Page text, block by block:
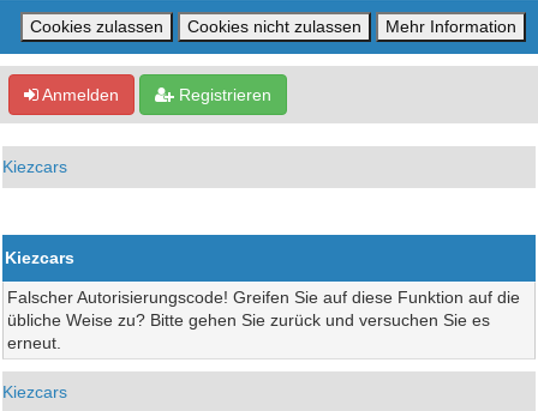
Anmelden Registrieren
Kiezcars
Kiezcars
Falscher Autorisierungscode! Greifen Sie auf diese Funktion auf die
übliche Weise zu? Bitte gehen Sie zurück und versuchen Sie es
erneut.
Kiezcars